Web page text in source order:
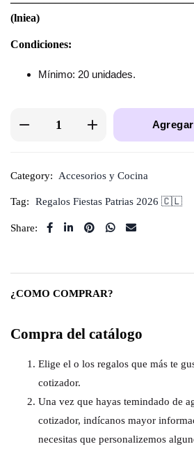
(lniea)
Condiciones:
Mínimo: 20 unidades.
Category: Accesorios y Cocina
Tag: Regalos Fiestas Patrias 2026 🇨🇱
Share:
¿COMO COMPRAR?
Compra del catálogo
Elige el o los regalos que más te
cotizador.
Una vez que hayas temindado de
cotizador, indícanos mayor
necesitas que personalizemos